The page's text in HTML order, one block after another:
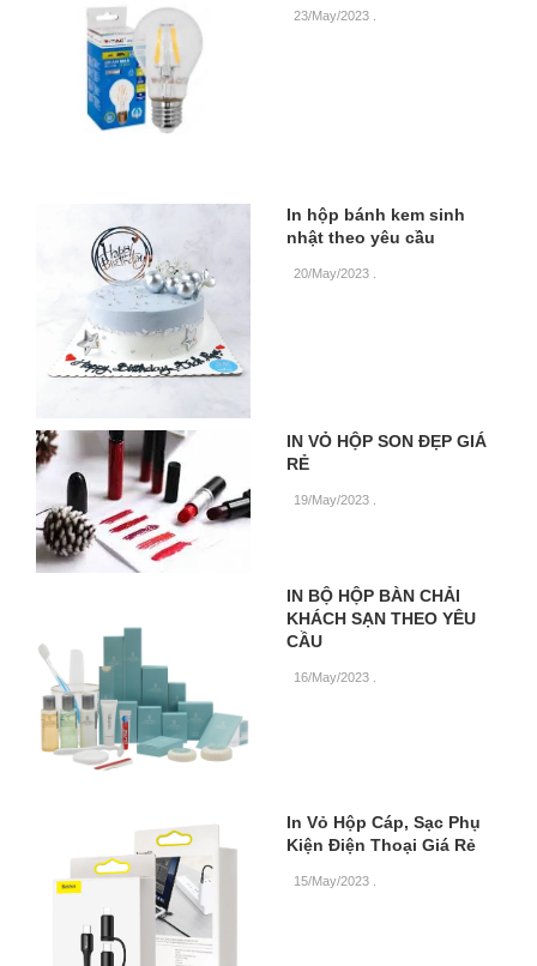
23/May/2023 .
In hộp bánh kem sinh
nhật theo yêu cầu
20/May/2023
IN VỎ HỘP SON ĐẸP GIÁ
RẺ
19/May/2023
IN BỘ HỘP BÀN CHẢI
KHÁCH SẠN THEO YÊU
CẦU
16/May/2023 .
In Vỏ Hộp Cáp, Sạc Phụ
Kiện Điện Thoại Giá Rẻ
15/May/2023 .